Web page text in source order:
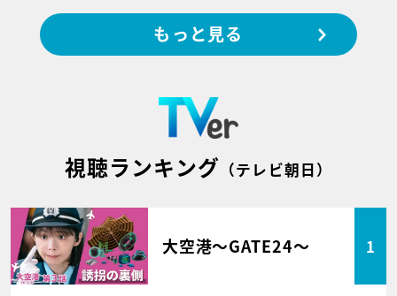
もっと見る
視聴ランキング （テレビ朝日）
大空港～GATE24～ 1